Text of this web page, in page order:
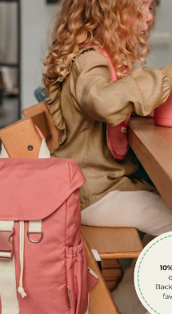
en exclusieve aanbiedingen.